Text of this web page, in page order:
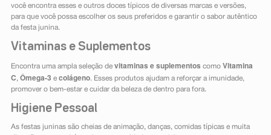
você encontra esses e outros doces típicos de diversas marcas e versões,
para que você possa escolher os seus preferidos e garantir o sabor autêntico
da festa junina.
Vitaminas e Suplementos
Encontra uma ampla seleção de vitaminas e suplementos como Vitamina
C, Ômega-3 e colágeno. Esses produtos ajudam a reforçar a imunidade,
promover o bem-estar e cuidar da beleza de dentro para fora.
Higiene Pessoal
As festas juninas são cheias de animação, danças, comidas típicas e muita